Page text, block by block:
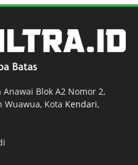
Blok A2 Nomor 2,
Wuawua, Kota Kendari,